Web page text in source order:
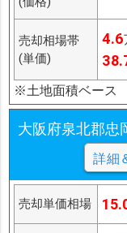
売却相場帯
(単価)
4.6
※土地面積ベース
大阪府泉北郡忠
詳細
売却単価相場